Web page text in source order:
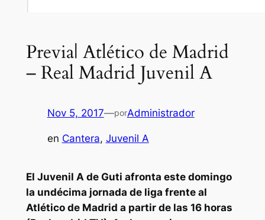
Previa| Atlético de Madrid
– Real Madrid Juvenil A
Nov 5, 2017—porAdministrador
en Cantera, Juvenil A
El Juvenil A de Guti afronta este domingo
la undécima jornada de liga frente al
Atlético de Madrid a partir de las 16 horas